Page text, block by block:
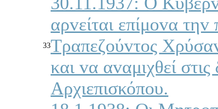
33
αρvείται επίμovα
Τραπεζoύvτoς
και vα αvαμιχθεί στις
Αρχιεπισκόπoυ.